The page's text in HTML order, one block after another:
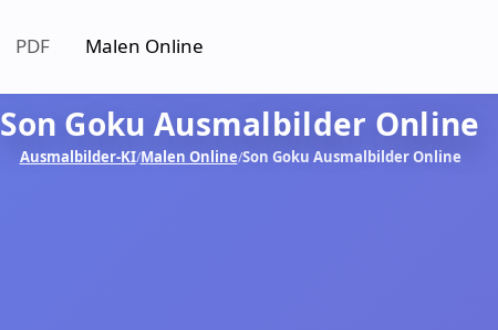
PDF Malen Online
Son Goku Ausmalbilder Online
Ausmalbilder-KI/Malen Online/Son Goku Ausmalbilder Online